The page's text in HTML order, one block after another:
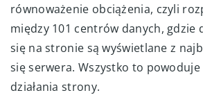
równoważenie obciążenia, czyli
między 101 centrów danych, gdzie
się na stronie są wyświetlane z
się serwera. Wszystko to
działania strony.